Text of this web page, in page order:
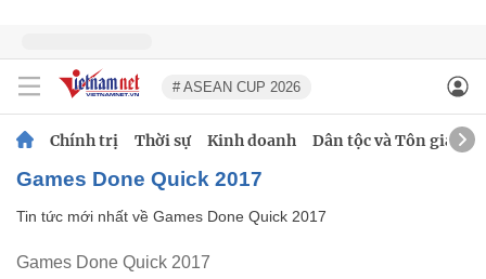
# ASEAN CUP 2026
Chính trị Thời sự Kinh doanh Dân tộc và Tôn giáo
Games Done Quick 2017
Tin tức mới nhất về Games Done Quick 2017
Games Done Quick 2017